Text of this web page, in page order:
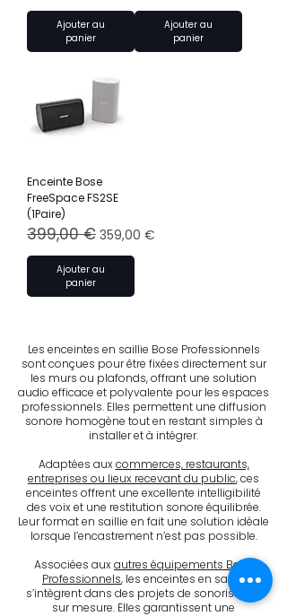
Ajouter au
panier
Ajouter au
panier
Enceinte Bose
FreeSpace FS2SE
(1Paire)
Prix original
399,00 € Prix promotionnel
359,00 €
Ajouter au
panier
Les enceintes en saillie Bose Professionnels
sont conçues pour être fixées directement sur
les murs ou plafonds, offrant une solution
audio efficace et polyvalente pour les espaces
professionnels. Elles permettent une diffusion
sonore homogène tout en restant simples à
installer et à intégrer.
Adaptées auxcommerces, restaurants,
entreprises ou lieux recevant du public, ces
enceintes offrent une excellente intelligibilité
des voix et une restitution sonore équilibrée.
Leur format en saillie en fait une solution idéale
lorsque l’encastrement n’est pas possible.
Associées auxautres équipements Bose
Professionnels, les enceintes en saillie
s’intègrent dans des projets de sonorisation
sur mesure. Elles garantissent une